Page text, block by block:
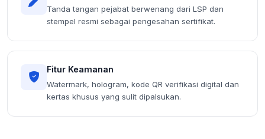
Tanda tangan pejabat berwenang dari LSP dan
stempel resmi sebagai pengesahan sertifikat.
Fitur Keamanan
Watermark, hologram, kode QR verifikasi digital dan
kertas khusus yang sulit dipalsukan.